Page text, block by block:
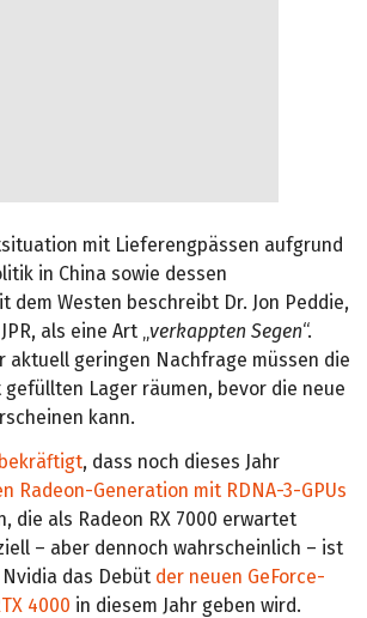
mit Lieferengpässen aufgrund
in China sowie dessen
dem Westen beschreibt Dr. Jon Peddie,
als eine Art „verkappten Segen“.
aktuell geringen Nachfrage müssen die
Lager räumen, bevor die neue
kann.
, dass noch dieses Jahr
Radeon-Generation mit RDNA-3-GPUs
die als Radeon RX 7000 erwartet
– aber dennoch wahrscheinlich – ist
das Debüt der neuen GeForce-
4000 in diesem Jahr geben wird.